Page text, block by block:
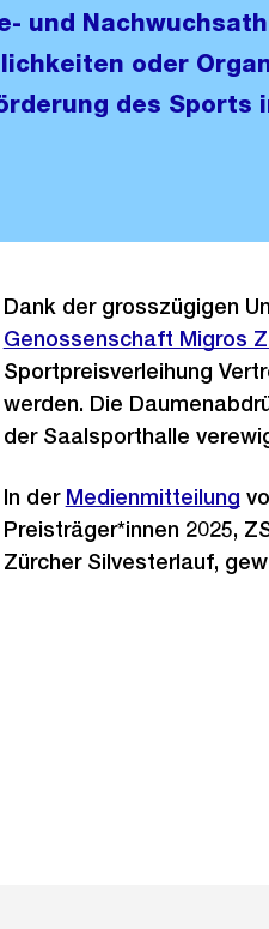
und
oder
des Sports
Dank der grosszügigen
Genossenschaft Migros
Sportpreisverleihung
werden. Die
der Saalsporthalle
In der Medienmitteilung
Preisträger*innen 2025,
Zürcher Silvesterlauf,